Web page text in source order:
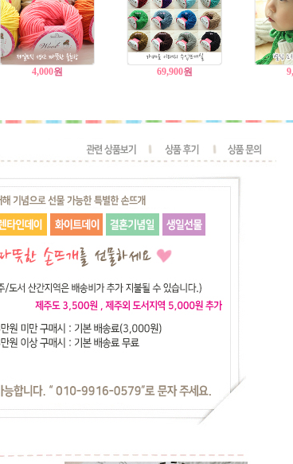
4,000원 69,900원